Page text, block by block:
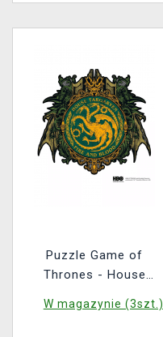
Puzzle Game of
Thrones - House
W magazynie (3szt.)